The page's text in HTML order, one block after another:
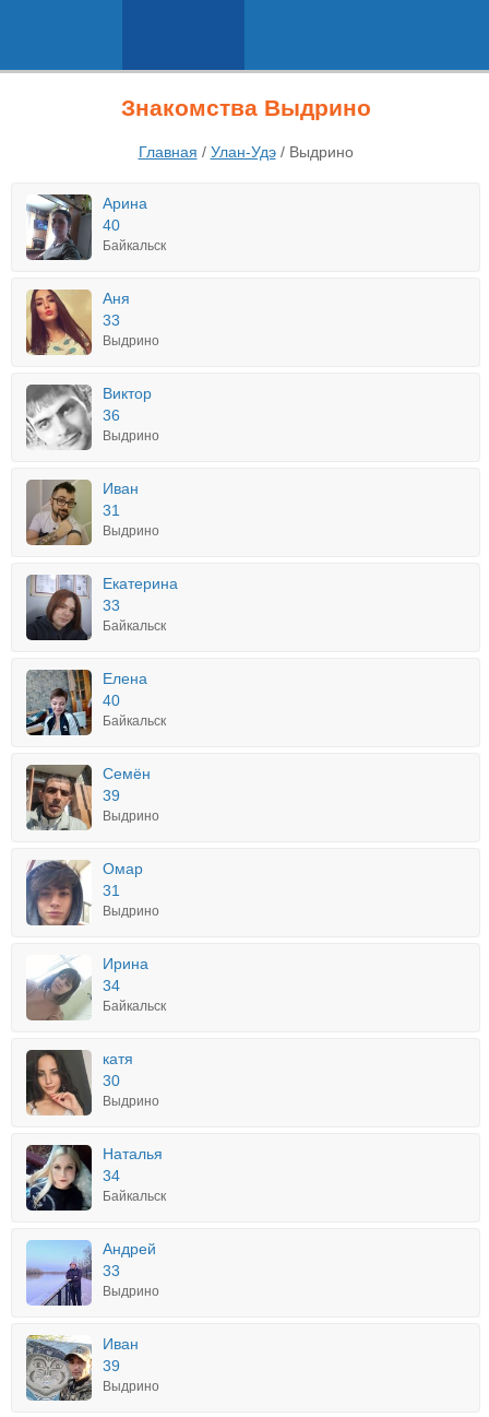
Знакомства Выдрино
Главная / Улан-Удэ/ Выдрино
Арина
40
Байкальск
Аня
33
Выдрино
Виктор
36
Выдрино
Иван
31
Выдрино
Екатерина
33
Байкальск
Елена
40
Байкальск
Семён
39
Выдрино
Омар
31
Выдрино
Ирина
34
Байкальск
катя
30
Выдрино
Наталья
34
Байкальск
Андрей
33
Выдрино
Иван
39
Выдрино